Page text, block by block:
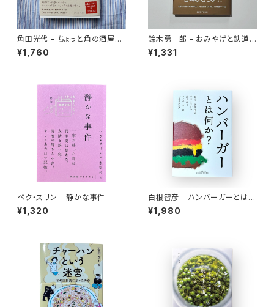
角田光代 - ちょっと角の酒屋ま
で
¥1,760
鈴木勇一郎 - おみやげと鉄道
「名物」が語る日本近代史
¥1,331
ペク・スリン - 静かな事件
¥1,320
白根智彦 - ハンバーガーとは何
か？
¥1,980